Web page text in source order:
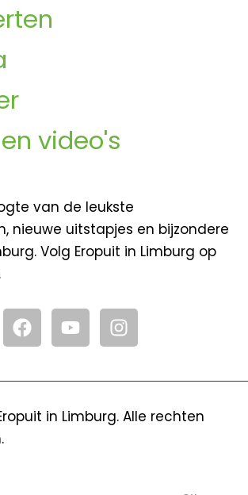
video's
van de leukste
nieuwe uitstapjes en bijzondere
Volg Eropuit in Limburg op
F
a
c
o
Y
o
u
b
I
n
s
g
in Limburg. Alle rechten